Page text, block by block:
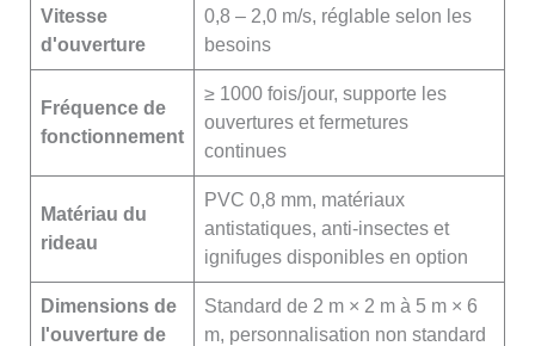
Vitesse
d'ouverture
0,8 – 2,0 m/s, réglable selon les
besoins
Fréquence de
fonctionnement
≥ 1000 fois/jour, supporte les
ouvertures et fermetures
continues
Matériau du
rideau
PVC 0,8 mm, matériaux
antistatiques, anti-insectes et
ignifuges disponibles en option
Dimensions de
l'ouverture de
Standard de 2 m × 2 m à 5 m × 6
m, personnalisation non standard